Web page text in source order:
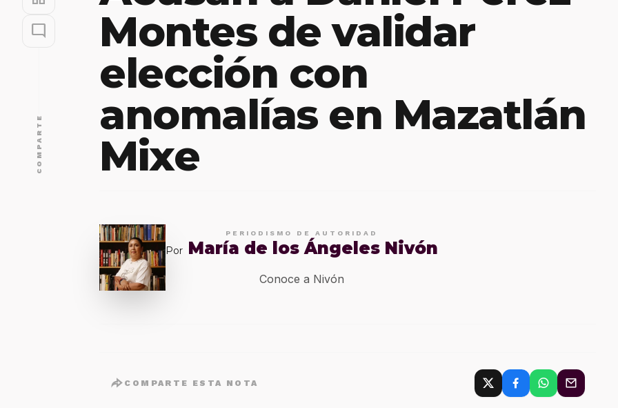
mode_comment
COMPARTE
Montes de validar
elección con
anomalías en Mazatlán
Mixe
PERIODISMO DE AUTORIDAD
Por María de los Ángeles Nivón
Conoce a Nivón
COMPARTE ESTA NOTA